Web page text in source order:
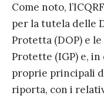
Come noto,
per la tutela delle
Protetta (DOP) e
Protette (IGP) e,
proprie principali
riporta, con i